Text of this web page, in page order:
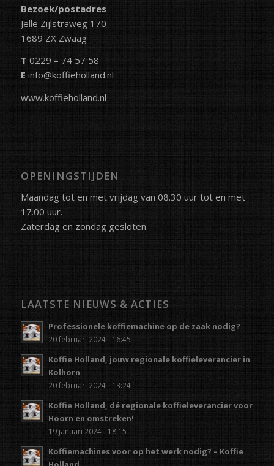
Bezoek/postadres
Jelle Zijlstraweg 170
1689 ZX Zwaag
T 0229 – 74 57 58
E info@koffieholland.nl
www.koffieholland.nl
OPENINGSTIJDEN
Maandag tot en met vrijdag van 08.30 uur tot en met
17.00 uur.
Zaterdag en zondag gesloten.
LAATSTE NIEUWS & ACTIES
Professionele koffiemachine op de zaak nodig?
20 februari 2024 - 16:45
Koffie Holland, jouw regionale koffieleverancier in
Kolhorn
20 februari 2024 - 13:24
Koffie Holland, dé regionale koffieleverancier voor
Hoorn en omstreken!
19 januari 2024 - 18:15
Koffiemachines voor op het werk nodig? – Koffie